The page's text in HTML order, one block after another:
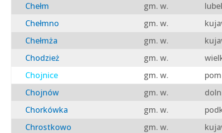
Chełm
gm. w.
Chełmno
gm. w.
Chełmża
gm. w.
Chodzież
gm. w.
Chojnice
gm. w.
Chojnów
gm. w.
Chorkówka
gm. w.
Chrostkowo
gm. w.